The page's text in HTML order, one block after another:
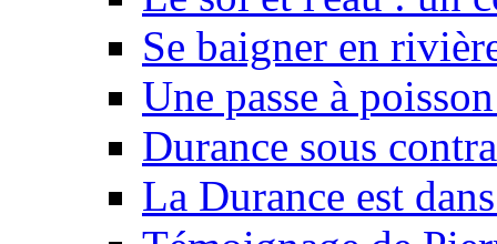
Se baigner en
Une passe à
Durance sous
La Durance est